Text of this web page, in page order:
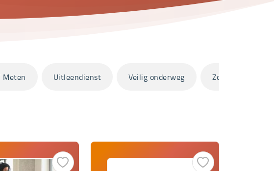
Uitleendienst Veilig onderweg Zorg